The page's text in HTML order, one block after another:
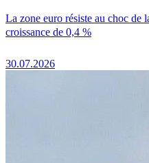
La zone euro résiste au choc de
croissance de 0,4 %
30.07.2026